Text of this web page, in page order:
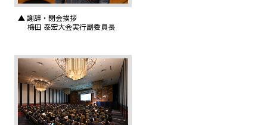
▲ 謝辞・閉会挨拶
梅田 泰宏大会実行副委員長